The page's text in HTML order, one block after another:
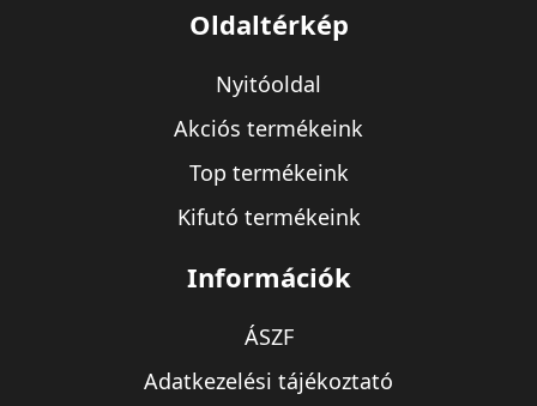
Oldaltérkép
Nyitóoldal
Akciós termékeink
Top termékeink
Kifutó termékeink
Információk
ÁSZF
Adatkezelési tájékoztató